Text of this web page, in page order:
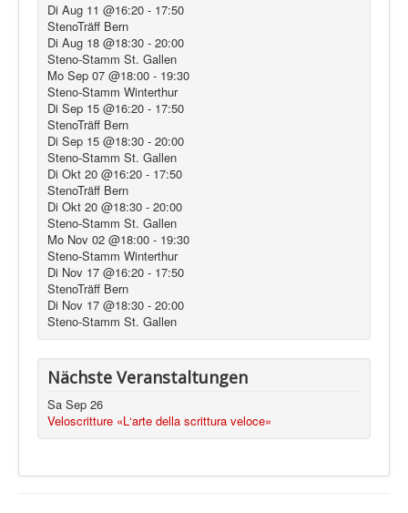
Di Aug 11 @16:20 - 17:50
StenoTräff Bern
Di Aug 18 @18:30 - 20:00
Steno-Stamm St. Gallen
Mo Sep 07 @18:00 - 19:30
Steno-Stamm Winterthur
Di Sep 15 @16:20 - 17:50
StenoTräff Bern
Di Sep 15 @18:30 - 20:00
Steno-Stamm St. Gallen
Di Okt 20 @16:20 - 17:50
StenoTräff Bern
Di Okt 20 @18:30 - 20:00
Steno-Stamm St. Gallen
Mo Nov 02 @18:00 - 19:30
Steno-Stamm Winterthur
Di Nov 17 @16:20 - 17:50
StenoTräff Bern
Di Nov 17 @18:30 - 20:00
Steno-Stamm St. Gallen
Nächste Veranstaltungen
Sa Sep 26
Veloscritture «L‘arte della scrittura veloce»